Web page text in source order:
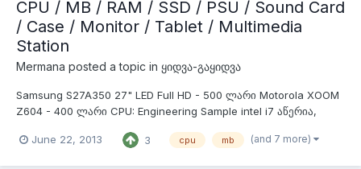
CPU / MB / RAM / SSD / PSU / Sound Card
/ Case / Monitor / Tablet / Multimedia
Station
Mermana posted a topic in ყიდვა-გაყიდვა
Samsung S27A350 27" LED Full HD - 500 ლარი Motorola XOOM
Z604 - 400 ლარი CPU: Engineering Sample intel i7 აწერია,
რა თქმა უნდა. 8 ბირთვიანია და 16 ნაკადი აქვს @ 2.3 არი და
June 22, 2013 3 cpu mb (and 7 more)